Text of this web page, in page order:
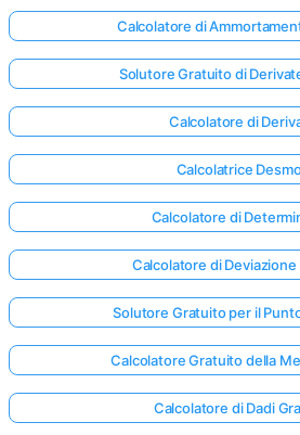
Calcolatore di
Solutore Gratuito di
Calcolatore di
Calcolatrice
Calcolatore di
Calcolatore di
Solutore Gratuito per il
Calcolatore Gratuito della
Calcolatore di Dadi